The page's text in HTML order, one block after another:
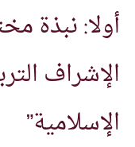
أولا: نبذة
الإشراف
الإسلامية”